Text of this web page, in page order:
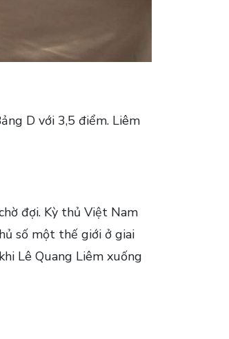
D với 3,5 điểm. Liêm
đợi. Kỳ thủ Việt Nam
số một thế giới ở giai
Lê Quang Liêm xuống